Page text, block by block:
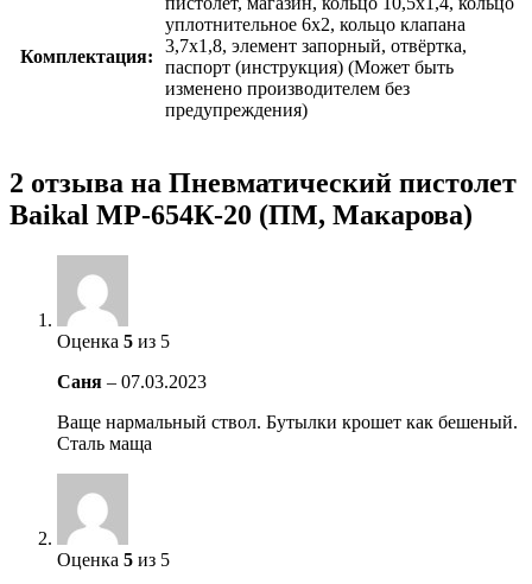
Комплектация:
уплотнительное 6х2, кольцо клапана
3,7х1,8, элемент запорный, отвёртка,
паспорт (инструкция) (Может быть
изменено производителем без
предупреждения)
2 отзыва на Пневматический пистолет
Baikal МР-654К-20 (ПМ, Макарова)
Оценка 5 из 5
Саня – 07.03.2023
Ваще нармальный ствол. Бутылки крошет как бешеный.
Сталь маща
Оценка 5 из 5